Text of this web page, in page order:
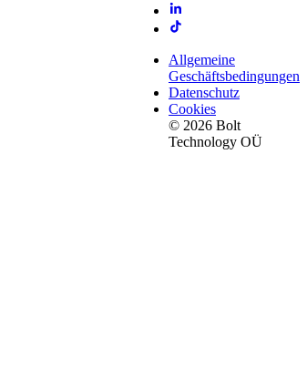
Allgemeine
Geschäftsbedingungen
Datenschutz
Cookies
© 2026 Bolt
Technology OÜ